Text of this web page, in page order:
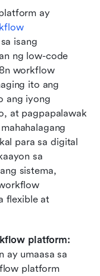
ay
isang
ng low-code
workflow
ito ang
ang iyong
at pagpapalawak
para sa digital
sa
sistema,
flexible at
ay umaasa sa
platform